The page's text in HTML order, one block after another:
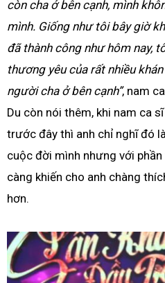
còn cha ở bên cạnh, mình
mình. Giống như tôi bây giờ
đã thành công như hôm nay,
thương yêu của rất nhiều
người cha ở bên cạnh”, nam
Du còn nói thêm, khi nam ca
trước đây thì anh chỉ nghĩ đó
cuộc đời mình nhưng với
càng khiến cho anh chàng
hơn.